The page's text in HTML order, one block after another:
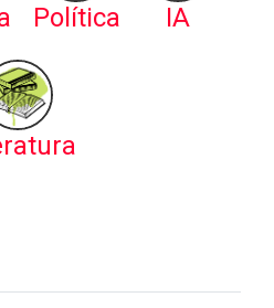
Política IA